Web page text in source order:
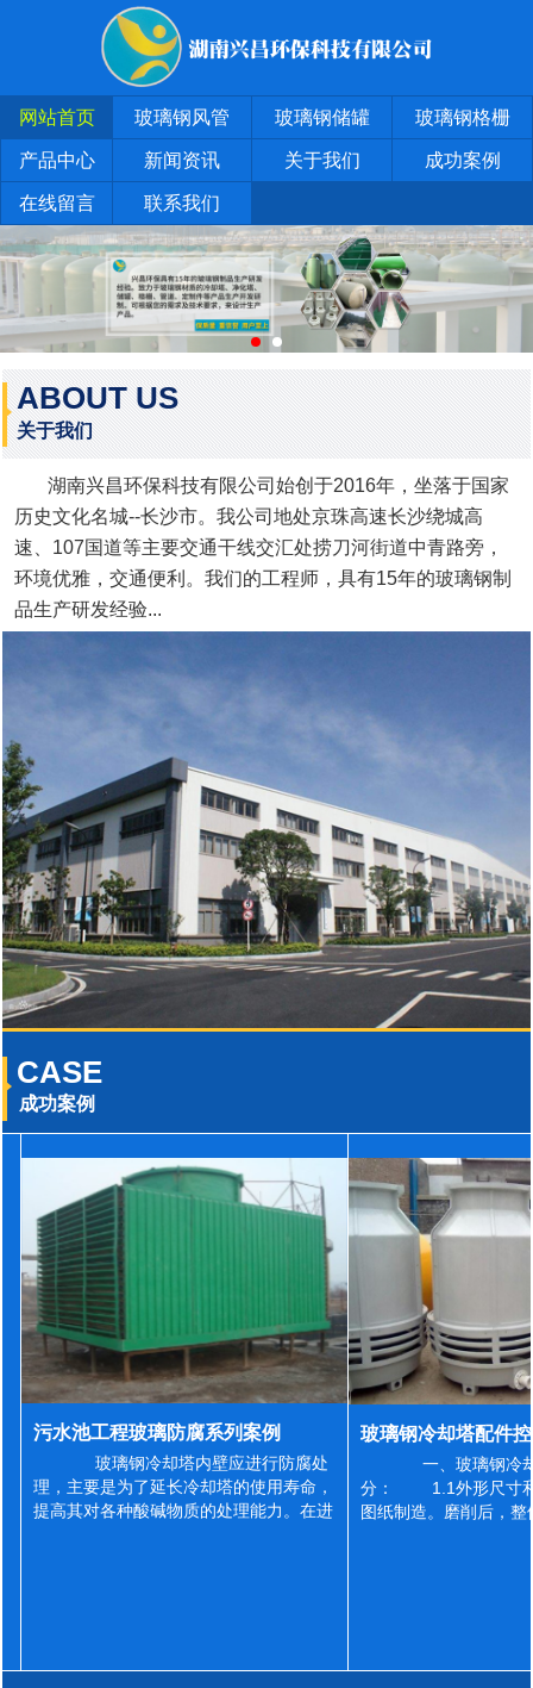
网站首页 玻璃钢风管 玻璃钢储罐 玻璃钢格栅
产品中心 新闻资讯 关于我们 成功案例
在线留言 联系我们
ABOUT US
关于我们
湖南兴昌环保科技有限公司始创于2016年，坐落于国家
历史文化名城--长沙市。我公司地处京珠高速长沙绕城高
速、107国道等主要交通干线交汇处捞刀河街道中青路旁，
环境优雅，交通便利。我们的工程师，具有15年的玻璃钢制
品生产研发经验...
CASE
成功案例
污水池工程玻璃防腐系列案例
玻璃钢冷却塔内壁应进行防腐处
理，主要是为了延长冷却塔的使用寿命，
提高其对各种酸碱物质的处理能力。在进
一、玻璃钢冷
分： 1.1外形尺寸和
图纸制造。磨削后，